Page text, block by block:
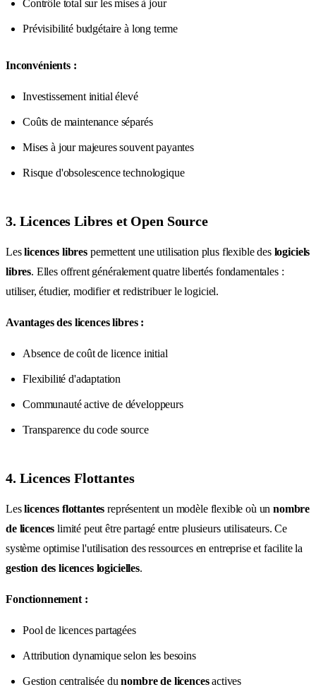
Contrôle total sur les mises à jour
Prévisibilité budgétaire à long terme
Inconvénients :
Investissement initial élevé
Coûts de maintenance séparés
Mises à jour majeures souvent payantes
Risque d'obsolescence technologique
3. Licences Libres et Open Source
Leslicences librespermettent une utilisation plus flexible des logiciels
libres. Elles offrent généralement quatre libertés fondamentales :
utiliser, étudier, modifier et redistribuer le logiciel.
Avantages des licences libres :
Absence de coût de licence initial
Flexibilité d'adaptation
Communauté active de développeurs
Transparence du code source
4. Licences Flottantes
Leslicences flottantes représentent un modèle flexible où unnombre
de licences limité peut être partagé entre plusieurs utilisateurs. Ce
système optimise l'utilisation des ressources en entreprise et facilite la
gestion des licences logicielles.
Fonctionnement :
Pool de licences partagées
Attribution dynamique selon les besoins
Gestion centralisée dunombre de licencesactives